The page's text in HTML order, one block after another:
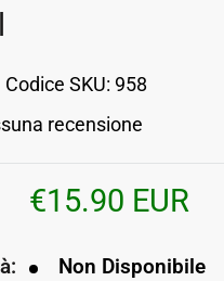
Codice SKU: 958
recensione
Prezzo
€15.90 EUR
Non Disponibile